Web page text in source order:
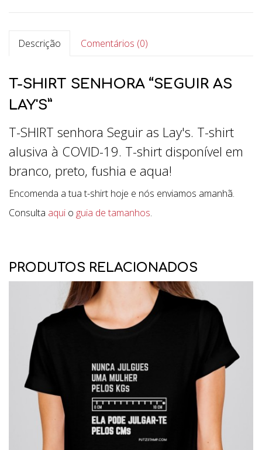
Descrição Comentários (0)
T-SHIRT SENHORA “SEGUIR AS
LAY'S”
T-SHIRT senhora Seguir as Lay's. T-shirt
alusiva à COVID-19. T-shirt disponível em
branco, preto, fushia e aqua!
Encomenda a tua t-shirt hoje e nós enviamos amanhã.
Consulta aqui o guia de tamanhos.
PRODUTOS RELACIONADOS